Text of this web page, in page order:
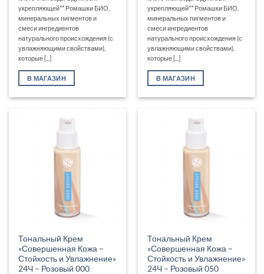
укрепляющей** Ромашки БИО,
минеральных пигментов и
смеси ингредиентов
натурального происхождения (с
увлажняющими свойствами),
которые [...]
В МАГАЗИН
укрепляющей** Ромашки БИО,
минеральных пигментов и
смеси ингредиентов
натурального происхождения (с
увлажняющими свойствами),
которые [...]
В МАГАЗИН
Тональный Крем
«Совершенная Кожа –
Стойкость и Увлажнение»
24Ч – Розовый 000
Тональный Крем
«Совершенная Кожа –
Стойкость и Увлажнение»
24Ч – Розовый 050